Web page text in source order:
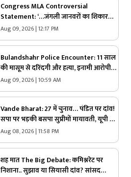
Congress MLA Controversial
Statement: ‘…जंगली जानवरों का शिकार
करेंगे…मैं सबसे आगे रहूंगा’ कांग्रेस विधायक ने
दिया विवादित बयान, वायरल हो रहा वीडियो
Aug 09, 2026 | 12:17 PM
Bulandshahr Police Encounter: 11 साल
की मासूम से दरिंदगी और हत्या, इनामी आरोपी
एनकाउंटर में ढेर, कई पुलिसकर्मी भी घायल
Aug 09, 2026 | 10:59 AM
Vande Bharat: 27 में चुनाव… पंडित पर दांव!
सपा पर भड़की बसपा सुप्रीमों मायावती, यूपी में
ब्राह्मण वोट पर क्यों छिड़ी महाभारत?
Aug 08, 2026 | 11:58 PM
शह मात The Big Debate: कमिश्नरेट पर
निशाना.. सुझाव या सियासी दांव? सांसद